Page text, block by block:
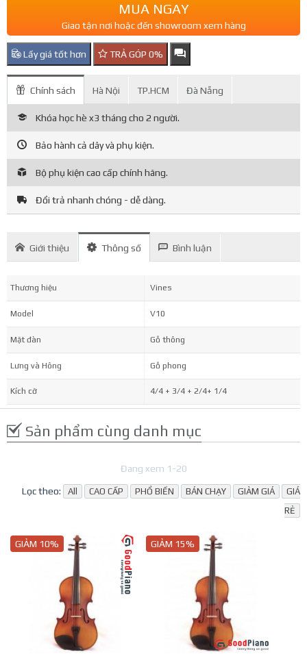
MUA NGAY
Giao tận nơi hoặc đến showroom xem hàng
Lấy giá tốt hơn TRẢ GÓP 0%
Chính sách Hà Nội TP.HCM Đà Nẵng
Khóa học hè x3 tháng cho 2 người.
Bảo hành cả dây và phụ kiện.
Bộ phụ kiện cao cấp chính hãng.
Đổi trả nhanh chóng - dễ dàng.
Giới thiệu Thông số Bình luận
Thương hiệu Vines
Model V10
Mặt đàn Gỗ thông
Lưng và Hông Gỗ phong
Kích cỡ 4/4 + 3/4 + 2/4+ 1/4
Sản phẩm cùng danh mục
Đang xem 1-20
Lọc theo: All CAO CẤP PHỔ BIẾN BÁN CHẠY GIẢM GIÁ
GIÁ
RẺ
GIẢM 10% GIẢM 15%